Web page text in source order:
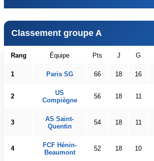
Classement groupe A
Rang Équipe Pts J G
1 Paris SG 66 18 16
2
US
Compiègne
56 18 11
3
AS Saint-
Quentin
54 18 11
4
FCF Hénin-
Beaumont
52 18 10